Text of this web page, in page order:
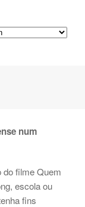
num
do filme Quem
escola ou
fins